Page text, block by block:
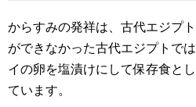
からすみの発祥は、古代エジプ
ができなかった古代エジプトで
イの卵を塩漬けにして保存食と
ています。